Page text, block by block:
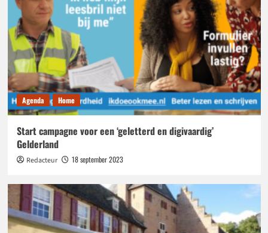
Agenda Home
Start campagne voor een ‘geletterd en digivaardig’
Gelderland
Redacteur 18 september 2023